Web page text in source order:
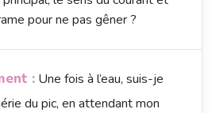
pour ne pas gêner ?
: Une fois à l’eau, suis-je
du pic, en attendant mon